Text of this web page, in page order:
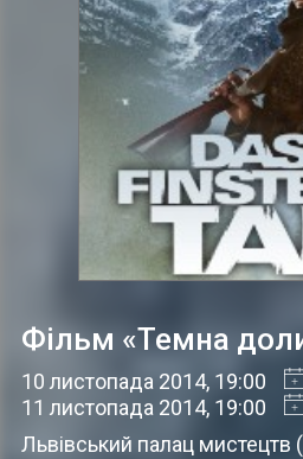
ПУБЛІКАЦІЇ
ДОВІДКА
Фільм «Темна
10 листопада 2014, 19:00
11 листопада 2014, 19:00
Львівський палац мистецтв (